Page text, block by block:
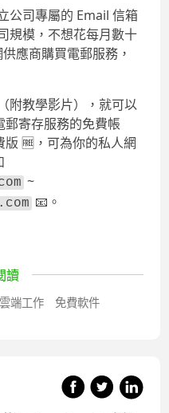
公司專屬的 Email 信箱
規模，不想花每月數十
應商購買電郵服務，
附教學影片），就可以
郵寄存服務的免費帳
版 🆓 ，可為你的私人網
~
📧 。
讀
雲端工作 免費軟件